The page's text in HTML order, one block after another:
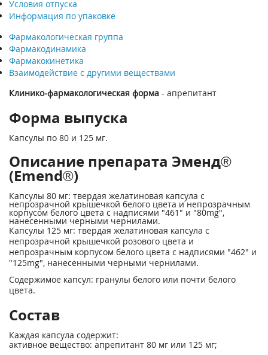
Условия отпуска
Информация по упаковке
Фармакологическая группа
Фармакодинамика
Фармакокинетика
Взаимодействие с другими веществами
Клинико-фармакологическая форма - апрепитант
Форма выпуска
Капсулы по 80 и 125 мг.
Описание препарата Эменд®
(Emend®)
Капсулы 80 мг: твердая желатиновая капсула с
непрозрачной крышечкой белого цвета и непрозрачным
корпусом белого цвета с надписями "461" и "80mg",
нанесенными черными чернилами.
Капсулы 125 мг: твердая желатиновая капсула с
непрозрачной крышечкой розового цвета и
непрозрачным корпусом белого цвета с надписями "462" и
"125mg", нанесенными черными чернилами.
Содержимое капсул: гранулы белого или почти белого
цвета.
Состав
Каждая капсула содержит:
активное вещество: апрепитант 80 мг или 125 мг;